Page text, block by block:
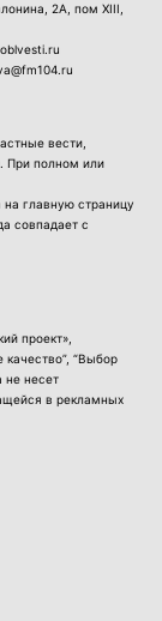
2А, пом XIII,
вести,
При полном или
главную страницу
совпадает с
проект»,
качество”, “Выбор
не несет
в рекламных